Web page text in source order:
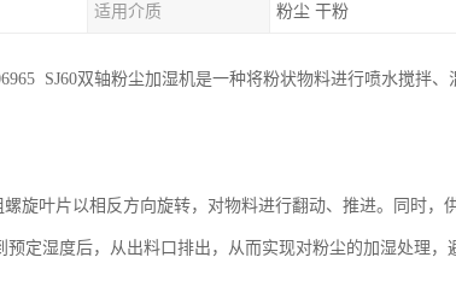
适用介质 粉尘 干粉
SJ60双轴粉尘加湿机是一种将粉状物料进行喷水搅拌、
旋叶片以相反方向旋转，对物料进行翻动、推进。同时，
定湿度后，从出料口排出，从而实现对粉尘的加湿处理，